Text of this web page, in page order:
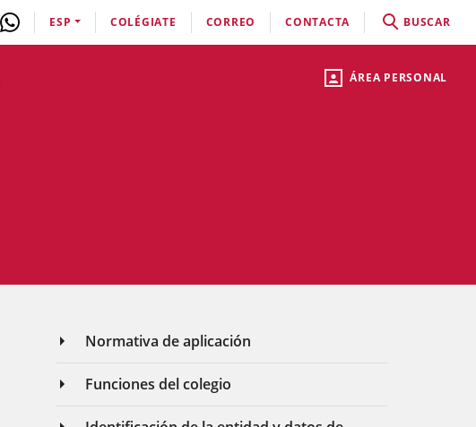
ÁREA PERSONAL
ESP COLÉGIATE CORREO CONTACTA BUSCAR
Normativa de aplicación
Funciones del colegio